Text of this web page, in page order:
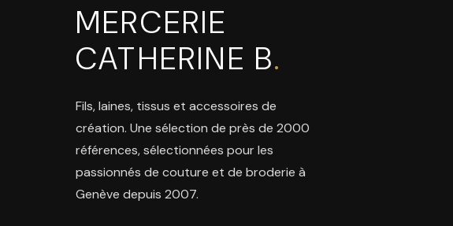
MERCERIE
CATHERINE B.
Fils, laines, tissus et accessoires de
création. Une sélection de près de 2000
références, sélectionnées pour les
passionnés de couture et de broderie à
Genève depuis 2007.